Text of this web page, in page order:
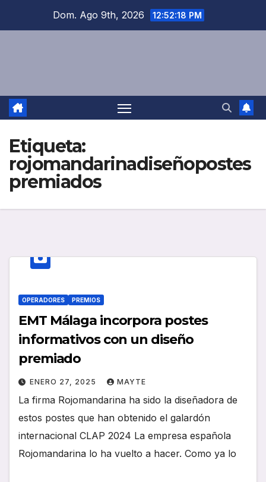
Dom. Ago 9th, 2026 12:52:18 PM
Etiqueta:
rojomandarinadiseñopostes
premiados
OPERADORES PREMIOS
EMT Málaga incorpora postes
informativos con un diseño
premiado
ENERO 27, 2025 MAYTE
La firma Rojomandarina ha sido la diseñadora de
estos postes que han obtenido el galardón
internacional CLAP 2024 La empresa española
Rojomandarina lo ha vuelto a hacer. Como ya lo